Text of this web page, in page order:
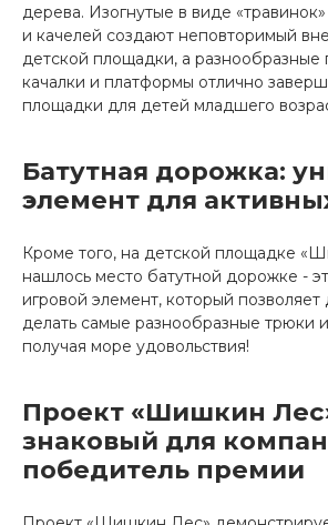
дерева. Изогнутые в виде
и качелей создают неповторимый
детской площадки, а
качалки и платформы отлично
площадки для детей младшего
Батутная дорожка:
элемент для
Кроме того, на детской площадке
нашлось место батутной дорожке -
игровой элемент, который
делать самые разнообразные трюки
получая море удовольствия!
Проект «Шишкин
знаковый для
победитель премии